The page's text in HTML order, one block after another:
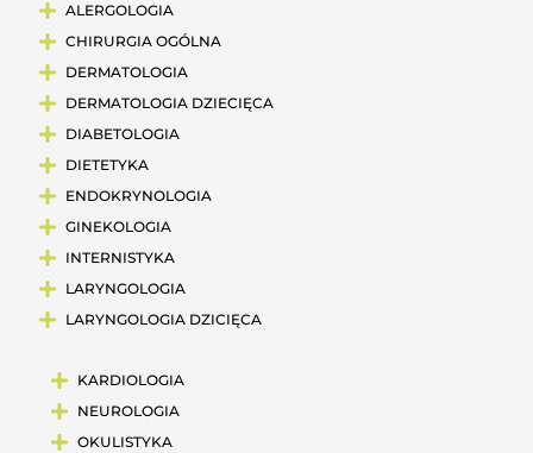
ALERGOLOGIA
CHIRURGIA OGÓLNA
DERMATOLOGIA
DERMATOLOGIA DZIECIĘCA
DIABETOLOGIA
DIETETYKA
ENDOKRYNOLOGIA
GINEKOLOGIA
INTERNISTYKA
LARYNGOLOGIA
LARYNGOLOGIA DZICIĘCA
KARDIOLOGIA
NEUROLOGIA
OKULISTYKA